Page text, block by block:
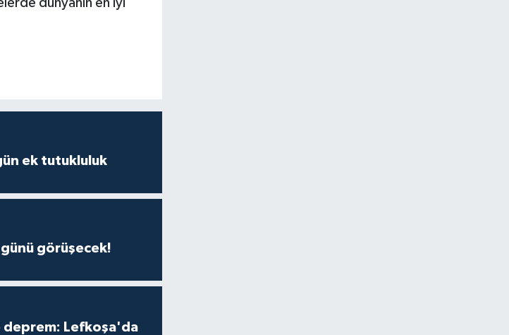
ek tutukluluk
görüşecek!
deprem: Lefkoşa'da